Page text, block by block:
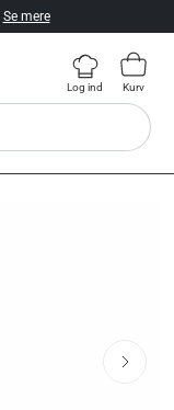
Se mere
Log ind Kurv